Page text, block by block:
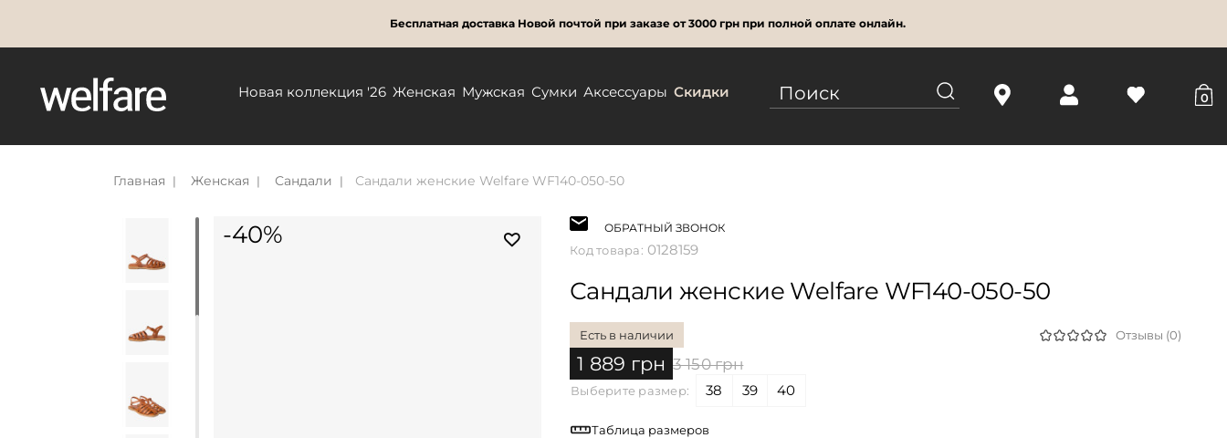
Бесплатная доставка Новой почтой при заказе от 3000 грн при полной оплате онлайн.
Новая коллекция '26 Женская Мужская Сумки Аксессуары Скидки 0
Главная Женская Сандали Сандали женские Welfare WF140-050-50
-40% ОБРАТНЫЙ ЗВОНОК
Код товара: 0128159
Сандали женские Welfare WF140-050-50
Есть в наличии Отзывы (0)
Выберите размер: 38 39 40
Таблица размеров
1 889 грн 3 150 грн